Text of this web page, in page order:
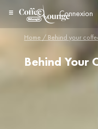
Connexion
Home / Behind your coffee
Behind Your